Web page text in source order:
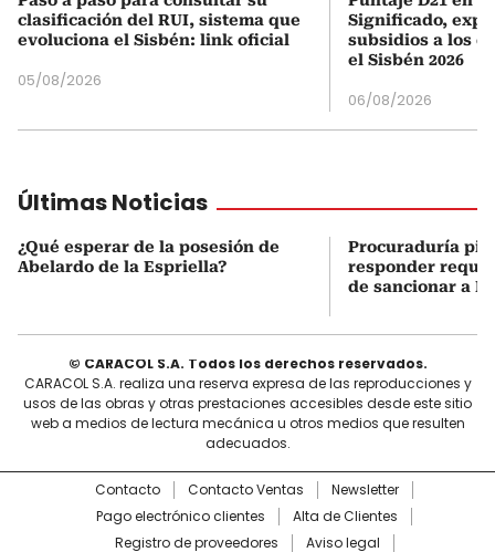
clasificación del RUI, sistema que
evoluciona el Sisbén: link oficial
05/08/2026
Significado,
subsidios a los
el Sisbén 2026
06/08/2026
Últimas Noticias
¿Qué esperar de la posesión de
Abelardo de la Espriella?
Procuraduría
responder
de sancionar a
© CARACOL S.A. Todos los derechos reservados.
CARACOL S.A. realiza una reserva expresa de las reproducciones y
usos de las obras y otras prestaciones accesibles desde este sitio
web a medios de lectura mecánica u otros medios que resulten
adecuados.
Contacto Contacto Ventas
Newsletter
Pago electrónico clientes
Alta de Clientes
Registro de proveedores
Aviso legal